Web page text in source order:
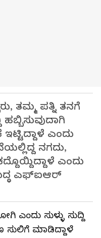
ತಮ್ಮ ಪತ್ನಿ ತನಗೆ
ಹಬ್ಬಿಸುವುದಾಗಿ
ಎಂದು
ನಗದು,
ಎಂದು
ಎಫ್‌ಐಆರ್
ಎಂದು ಸುಳ್ಳು ಸುದ್ದಿ
ಸುಲಿಗೆ ಮಾಡಿದ್ದಾಳೆ